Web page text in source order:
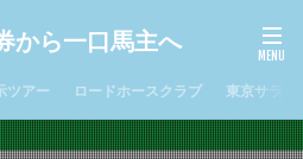
から一口馬主へ
ツアー ロードホースクラブ 東京サラブ
シルクホースクラブ